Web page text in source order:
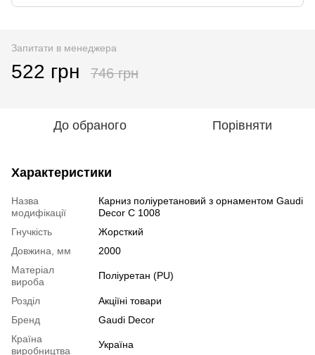
Запитати в менеджера
522 грн 746 грн
До обраного Порівняти
Характеристики
Назва
модифікації
Карниз поліуретановий з орнаментом Gaudi
Decor C 1008
Гнучкість
Жорсткий
Довжина, мм
2000
Mатеріал
вироба
Поліуретан (PU)
Розділ
Акціїні товари
Бренд
Gaudi Decor
Країна
виробництва
Україна